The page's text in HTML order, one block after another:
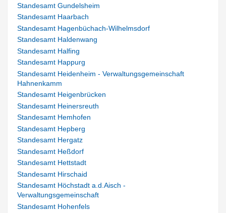
Standesamt Gundelsheim
Standesamt Haarbach
Standesamt Hagenbüchach-Wilhelmsdorf
Standesamt Haldenwang
Standesamt Halfing
Standesamt Happurg
Standesamt Heidenheim - Verwaltungsgemeinschaft
Hahnenkamm
Standesamt Heigenbrücken
Standesamt Heinersreuth
Standesamt Hemhofen
Standesamt Hepberg
Standesamt Hergatz
Standesamt Heßdorf
Standesamt Hettstadt
Standesamt Hirschaid
Standesamt Höchstadt a.d.Aisch -
Verwaltungsgemeinschaft
Standesamt Hohenfels